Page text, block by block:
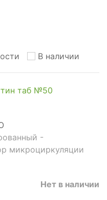
В наличии
-
микроциркуляции
Нет в наличии